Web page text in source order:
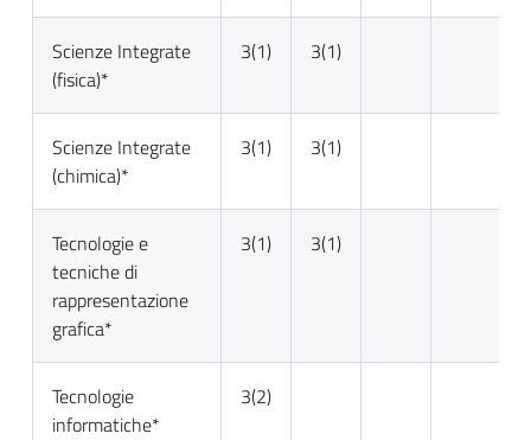
Scienze Integrate
(fisica)*
3(1) 3(1)
Scienze Integrate
(chimica)*
3(1) 3(1)
Tecnologie e
tecniche di
rappresentazione
grafica*
3(1) 3(1)
Tecnologie
informatiche*
3(2)